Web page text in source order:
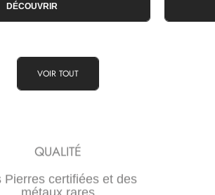
DÉCOUVRIR
VOIR TOUT
QUALITÉ
Pierres certifiées et des
métaux rares
TRANSPARENCE
maîtrise de la chaine de
pour des prix justes